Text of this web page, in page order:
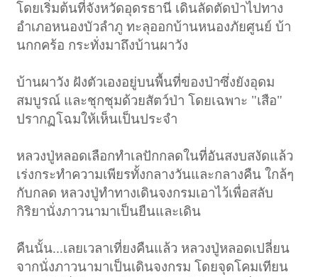
โดยเริ่มต้นที่จังหวัดอุดรธานี เดินลัดตัดป่าไปทาง
อำเภอหนองบัวลำภู ทะลุออกบ้านหนองภัยศูนย์ บ้า
นกกคร้อ กระทั่งมาถึงบ้านผาวัง
บ้านผาวัง ฝังตัวเองอยู่บนพื้นที่ของป่าซึ่งยังอุดม
สมบูรณ์ และชุกชุมด้วยสัตว์ป่า โดยเฉพาะ "เสือ"
ปรากฏโฉมให้เห็นเป็นประจำ
หลวงปู่หลอดเลือกทำเลปักกลดในที่อันสงบสงัดแล้ว
เร่งกระทำความเพียรทั้งกลางวันและกลางคืน ใกล้ๆ
กับกลด หลวงปู่ทำทางเดินจงกรมเอาไว้เพื่อสลับ
กิริยานั่งภาวนามาเป็นยืนและเดิน
คืนนั้น...เลยเวลาเที่ยงคืนแล้ว หลวงปู่หลอดเปลี่ยน
จากนั่งภาวนามาเป็นเดินจงกรม โดยจุดโคมเทียน